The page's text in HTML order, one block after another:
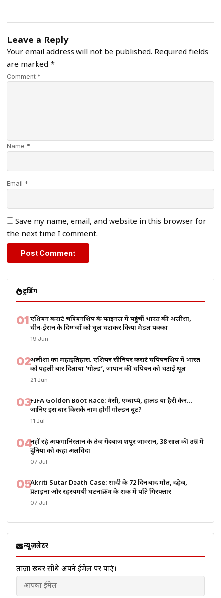
Leave a Reply
Your email address will not be published. Required fields
are marked *
Comment *
Name *
Email *
Save my name, email, and website in this browser for
the next time I comment.
ट्रेंडिंग
01एशियन कराटे चैंपियनशिप के फाइनल में पहुंचीं भारत की अलीशा,
चीन-ईरान के दिग्गजों को धूल चटाकर किया मेडल पक्का
19 Jun
02अलीशा का महाइतिहास: एशियन सीनियर कराटे चैंपियनशिप में भारत
को पहली बार दिलाया ‘गोल्ड’, जापान की चैंपियन को चटाई धूल
21 Jun
03FIFA Golden Boot Race: मेसी, एम्बाप्पे, हालैंड या हैरी केन…
जानिए इस बार किसके नाम होगी गोल्डन बूट?
11 Jul
04नहीं रहे अफगानिस्तान के तेज गेंदबाज शपूर ज़ादरान, 38 साल की उम्र में
दुनिया को कहा अलविदा
07 Jul
05Akriti Sutar Death Case: शादी के 72 दिन बाद मौत, दहेज,
प्रताड़ना और रहस्यमयी घटनाक्रम के शक में पति गिरफ्तार
07 Jul
न्यूज़लेटर
ताज़ा खबरें सीधे अपने ईमेल पर पाएं।